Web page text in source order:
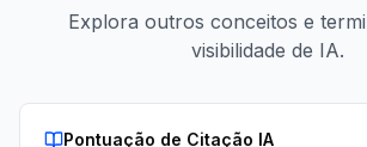
Explora outros conceitos e
visibilidade de IA.
Pontuação de Citação IA